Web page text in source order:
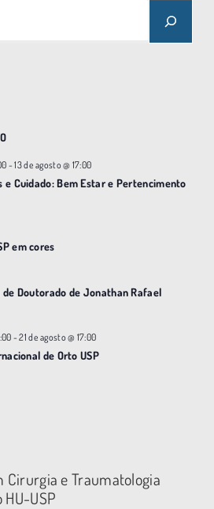
-13 de agosto @ 17:00
e Cuidado: Bem Estar e Pertencimento
em cores
de Doutorado de Jonathan Rafael
-21 de agosto @ 17:00
de Orto USP
Cirurgia e Traumatologia
USP